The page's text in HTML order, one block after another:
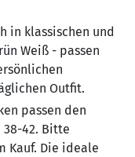
in klassischen und
Weiß - passen
Outfit.
passen den
38-42. Bitte
Kauf. Die ideale